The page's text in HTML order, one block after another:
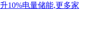
10%电量储能,更多家